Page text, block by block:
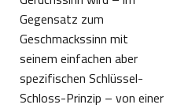
Gegensatz zum
Geschmackssinn mit
seinem einfachen aber
spezifischen Schlüssel-
Schloss-Prinzip – von einer